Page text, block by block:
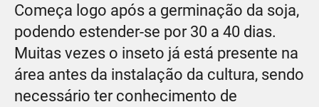
Começa logo após a germinação da soja,
podendo estender-se por 30 a 40 dias.
Muitas vezes o inseto já está presente na
área antes da instalação da cultura, sendo
necessário ter conhecimento de